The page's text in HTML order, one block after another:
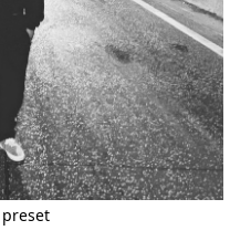
preset